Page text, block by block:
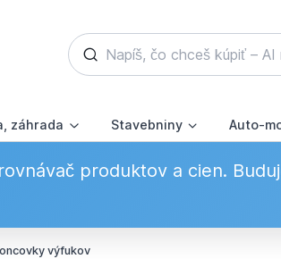
záhrada Stavebniny Auto-
produktov a cien.
výfukov